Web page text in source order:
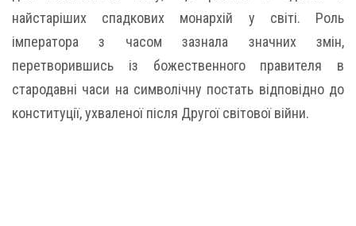
найстаріших спадкових монархій у світі. Роль
імператора з часом зазнала значних змін,
перетворившись із божественного правителя в
стародавні часи на символічну постать відповідно до
конституції, ухваленої після Другої світової війни.